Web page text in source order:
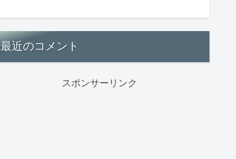
最近のコメント
スポンサーリンク